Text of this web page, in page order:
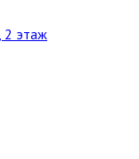
2 этаж